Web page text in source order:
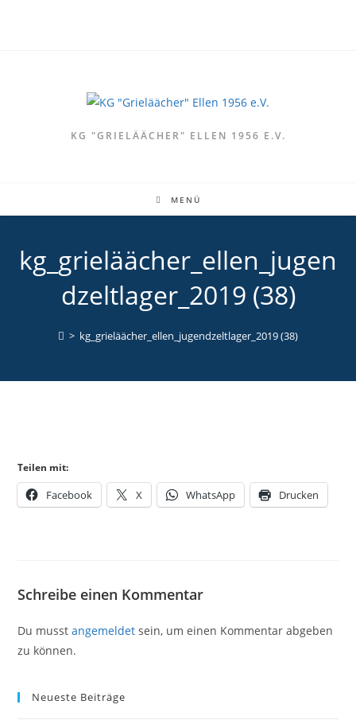
KG "GRIELÄÄCHER" ELLEN 1956 E.V.
MENÜ
kg_grieläächer_ellen_jugen
dzeltlager_2019 (38)
> kg_grieläächer_ellen_jugendzeltlager_2019 (38)
Teilen mit:
Facebook X WhatsApp Drucken
Schreibe einen Kommentar
Du musstangemeldet sein, um einen Kommentar abgeben
zu können.
Neueste Beiträge